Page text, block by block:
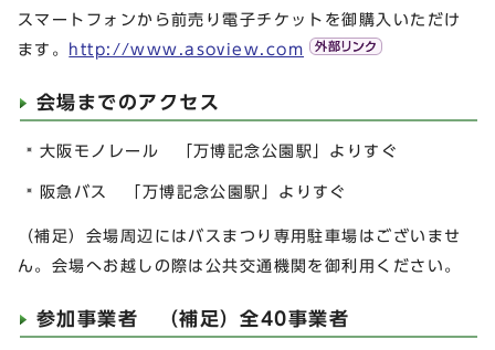
スマートフォンから前売り電子チケットを御購入いただけ
ます。
http://www.asoview.com
会場までのアクセス
大阪モノレール 「万博記念公園駅」よりすぐ
阪急バス 「万博記念公園駅」よりすぐ
（補足）会場周辺にはバスまつり専用駐車場はございませ
ん。会場へお越しの際は公共交通機関を御利用ください。
参加事業者 （補足）全40事業者